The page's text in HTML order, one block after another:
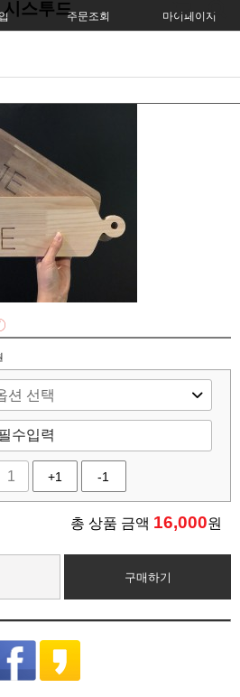
주문조회 마이페이지
시스투드
+1 -1
총 상품 금액 16,000원
구매하기